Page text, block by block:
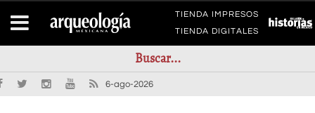
TIENDA IMPRESOS
TIENDA DIGITALES
6-ago-2026